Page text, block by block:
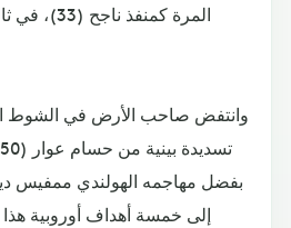
المرة كمنفذ
وانتفض صاحب الأرض في الشوط
إلى خمسة أهداف أوروبية